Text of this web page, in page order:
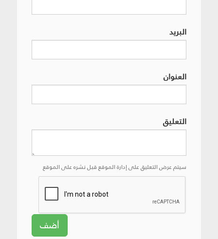
البريد
العنوان
التعليق
سيتم عرض التعليق على إدارة الموقع قبل نشره على الموقع
أضف